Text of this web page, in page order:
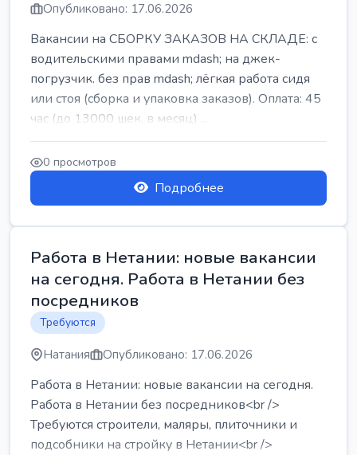
Опубликовано: 17.06.2026
Вакансии на СБОРКУ ЗАКАЗОВ НА СКЛАДЕ: с
водительскими правами mdash; на джек-
погрузчик. без прав mdash; лёгкая работа сидя
или стоя (сборка и упаковка заказов). Оплата: 45
час (до 13000 шек. в месяц) ...
0 просмотров
Подробнее
Работа в Нетании: новые вакансии
на сегодня. Работа в Нетании без
посредников
Требуются
Натания Опубликовано: 17.06.2026
Работа в Нетании: новые вакансии на сегодня.
Работа в Нетании без посредников<br />
Требуются строители, маляры, плиточники и
подсобники на стройку в Нетании<br />